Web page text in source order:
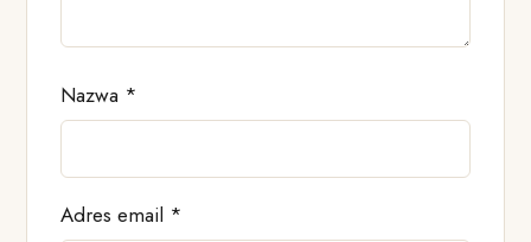
Nazwa *
Adres email *